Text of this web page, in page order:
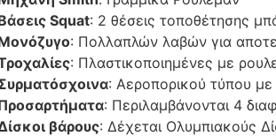
Squat: 2 θέσεις τοποθέτησης
: Πολλαπλών λαβών για
: Πλαστικοποιημένες με
: Αεροπορικού τύπου
: Περιλαμβάνονται 4
βάρους: Δέχεται Ολυμπιακούς